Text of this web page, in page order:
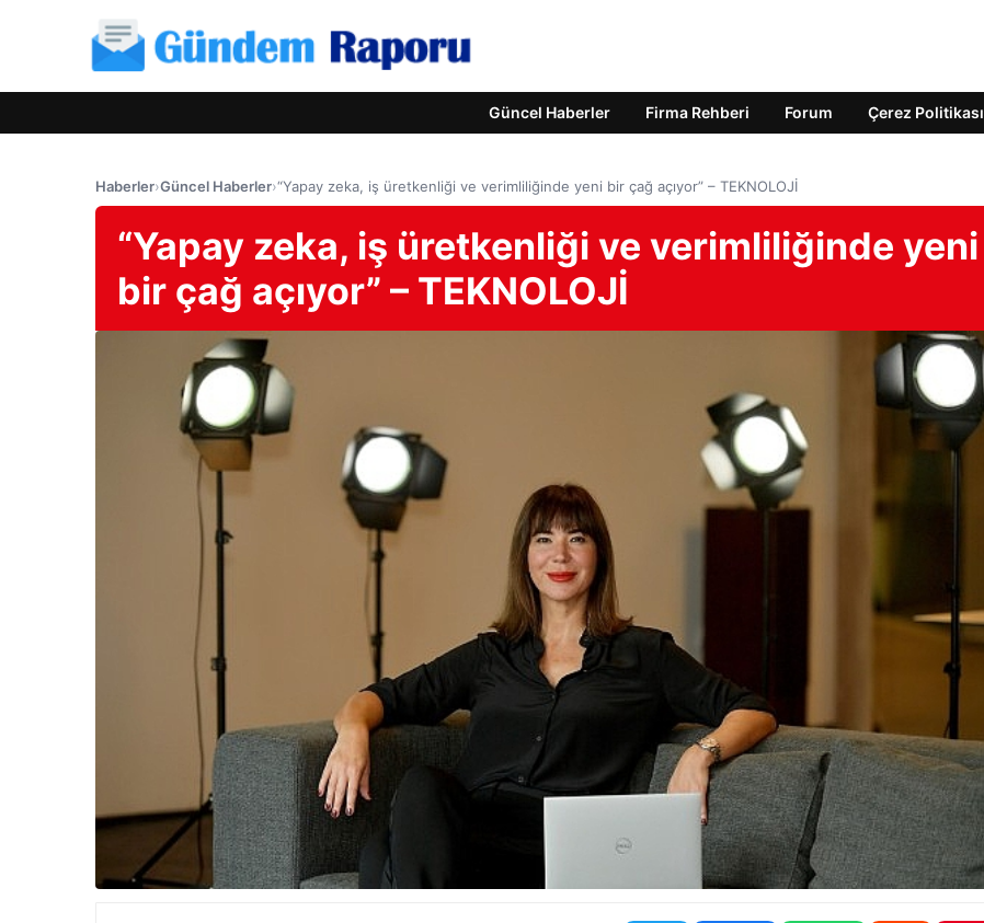
Güncel Haberler Firma Rehberi Forum Çerez Politikası
Haberler›Güncel Haberler›“Yapay zeka, iş üretkenliği ve verimliliğinde yeni bir çağ açıyor” – TEKNOLOJİ
“Yapay zeka, iş üretkenliği ve verimliliğinde yeni
bir çağ açıyor” – TEKNOLOJİ